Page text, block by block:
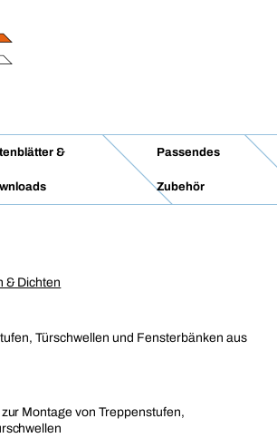
& Passendes
Zubehör
& Dichten
Türschwellen und Fensterbänken aus
Montage von Treppenstufen,